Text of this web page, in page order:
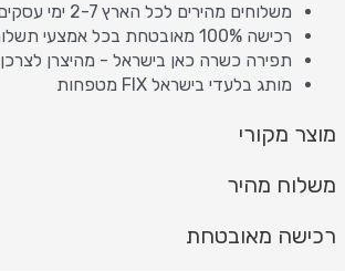
משלוחים מהירים לכל הארץ 2-7 ימי עסקים
רכישה 100% מאובטחת בכל אמצעי תשלום
תפירה כשרה כאן בישראל - מהיצרן לצרכן
מותג בלעדי בישראל FIX מטפחות
מוצר מקורי
משלוח מהיר
רכישה מאובטחת